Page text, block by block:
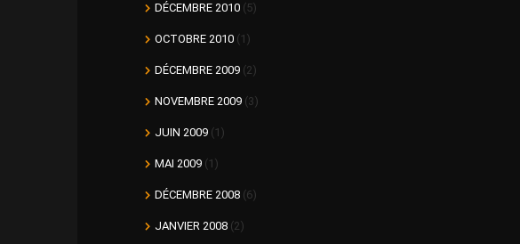
DÉCEMBRE 2010 (5)
OCTOBRE 2010 (1)
DÉCEMBRE 2009 (2)
NOVEMBRE 2009 (3)
JUIN 2009 (1)
MAI 2009 (1)
DÉCEMBRE 2008 (6)
JANVIER 2008 (2)